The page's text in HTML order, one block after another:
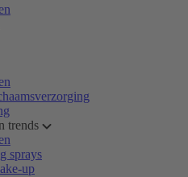
trends
sprays
up